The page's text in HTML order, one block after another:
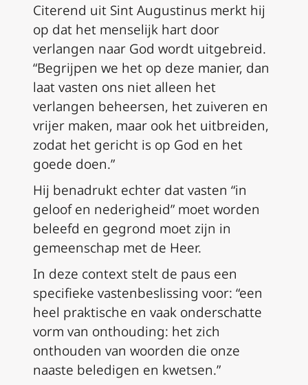
Citerend uit Sint Augustinus merkt hij
op dat het menselijk hart door
verlangen naar God wordt uitgebreid.
“Begrijpen we het op deze manier, dan
laat vasten ons niet alleen het
verlangen beheersen, het zuiveren en
vrijer maken, maar ook het uitbreiden,
zodat het gericht is op God en het
goede doen.”
Hij benadrukt echter dat vasten “in
geloof en nederigheid” moet worden
beleefd en gegrond moet zijn in
gemeenschap met de Heer.
In deze context stelt de paus een
specifieke vastenbeslissing voor: “een
heel praktische en vaak onderschatte
vorm van onthouding: het zich
onthouden van woorden die onze
naaste beledigen en kwetsen.”